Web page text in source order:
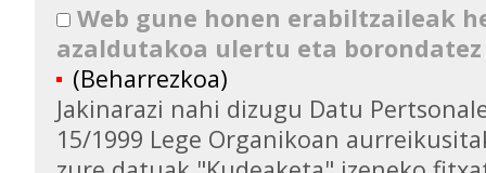
Web gune honen erabiltzaileak
azaldutakoa ulertu eta
(Beharrezkoa)
Jakinarazi nahi dizugu Datu
15/1999 Lege Organikoan